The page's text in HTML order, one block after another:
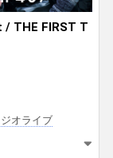
/ THE FIRST T
オライブ